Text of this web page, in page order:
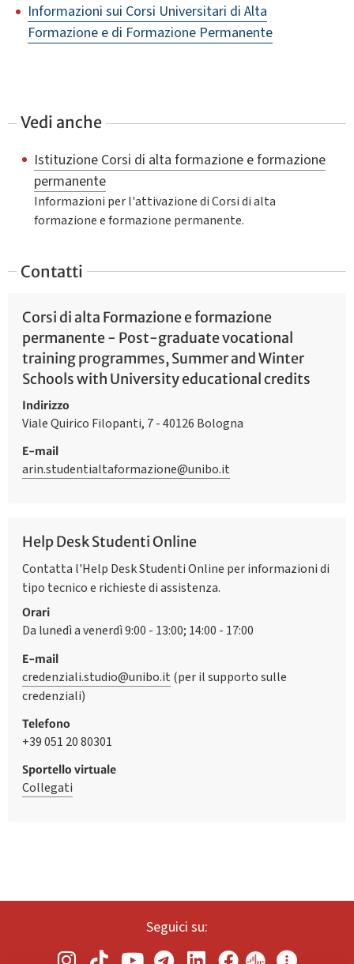
Informazioni sui Corsi Universitari di Alta
Formazione e di Formazione Permanente
Vedi anche
Istituzione Corsi di alta formazione e formazione
permanente
Informazioni per l'attivazione di Corsi di alta
formazione e formazione permanente.
Contatti
Corsi di alta Formazione e formazione
permanente - Post-graduate vocational
training programmes, Summer and Winter
Schools with University educational credits
Indirizzo
Viale Quirico Filopanti, 7 - 40126 Bologna
E-mail
arin.studentialtaformazione@unibo.it
Help Desk Studenti Online
Contatta l'Help Desk Studenti Online per informazioni di
tipo tecnico e richieste di assistenza.
Orari
Da lunedì a venerdì 9:00 - 13:00; 14:00 - 17:00
E-mail
credenziali.studio@unibo.it (per il supporto sulle
credenziali)
Telefono
+39 051 20 80301
Sportello virtuale
Collegati
Seguici su: